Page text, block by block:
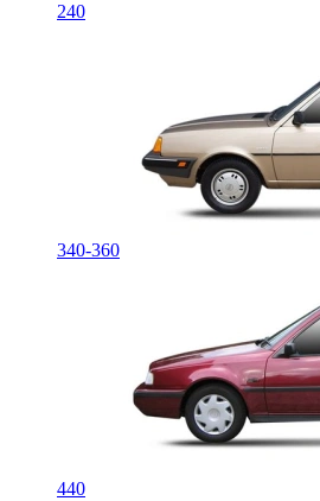
240
340-360
440